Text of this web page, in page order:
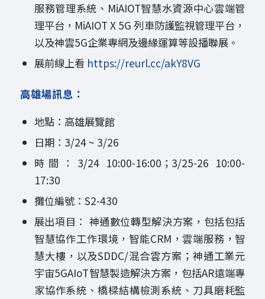
服務管理系統、MiAIOT智慧水資源中心雲端管
理平台，MiAIOT X 5G 列車防護監視管理平台，
以及神雲5G企業專網及邊緣運算等設播聯展。
展前線上看 https://reurl.cc/akY8VG
高雄場訊息：
地點：高雄展覽館
日期：3/24 ~ 3/26
時間：3/24 10:00-16:00；3/25-26 10:00-
17:30
攤位編號：S2-430
展出項目： 神通數位轉型解決方案，包括包括
智慧協作工作環境，智能CRM，雲端服務，智
慧大樓，以及SDDC/混合雲方案；神通工業元
宇宙5GAIoT智慧製造解決方案，包括AR遠端專
家協作系統、橋樑結構檢測系統、刀具磨耗監